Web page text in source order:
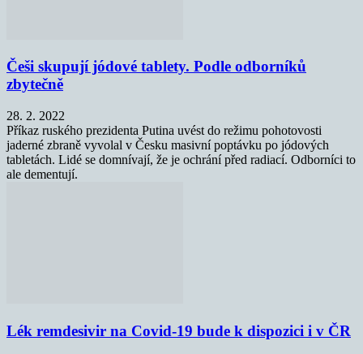
Češi skupují jódové tablety. Podle odborníků
zbytečně
28. 2. 2022
Příkaz ruského prezidenta Putina uvést do režimu pohotovosti
jaderné zbraně vyvolal v Česku masivní poptávku po jódových
tabletách. Lidé se domnívají, že je ochrání před radiací. Odborníci to
ale dementují.
Lék remdesivir na Covid-19 bude k dispozici i v ČR